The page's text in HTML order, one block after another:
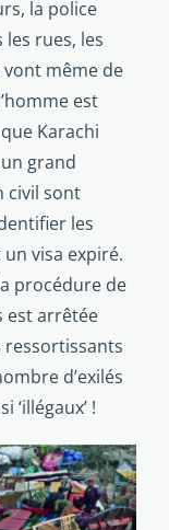
la police
rues, les
même de
est
Karachi
grand
civil sont
les
visa expiré.
procédure de
est arrêtée
d’exilés
!